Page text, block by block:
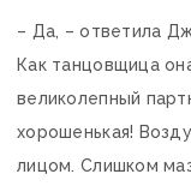
– Да, – ответила
Как танцовщица
великолепный
хорошенькая!
лицом. Слишком